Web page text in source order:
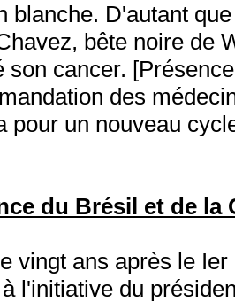
blanche. D'autant
bête noire de
son cancer.
des
pour un nouveau
du Brésil et de la
vingt ans après le
l'initiative du